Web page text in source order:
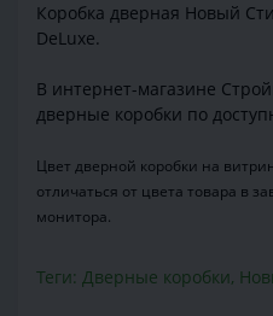
Коробка дверная Новый
DeLuxe.
В интернет-магазине
дверные коробки по
Цвет дверной коробки на
отличаться от цвета товара в
монитора.
Теги: Дверные коробки,